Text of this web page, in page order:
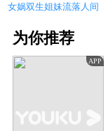
女娲双生姐妹流落人间
为你推荐
APP